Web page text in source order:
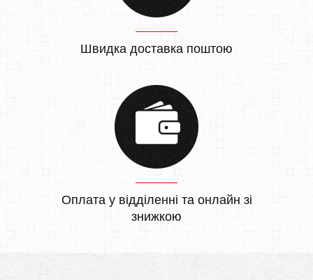
Швидка доставка поштою
Оплата у відділенні та онлайн зі
знижкою